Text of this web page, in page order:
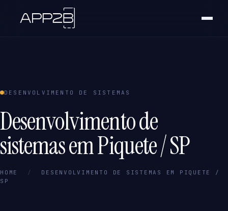
DESENVOLVIMENTO DE SISTEMAS
Desenvolvimento de
sistemas em Piquete / SP
HOME /
DESENVOLVIMENTO DE SISTEMAS EM PIQUETE /
SP